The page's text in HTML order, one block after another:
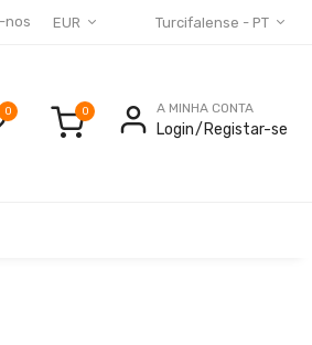
EUR Turcifalense - PT
nos
0 A MINHA CONTA
Login Registar-se